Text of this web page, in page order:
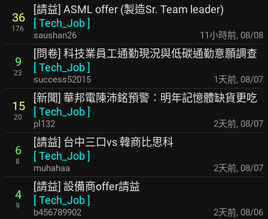
36
176
[請益] ASML offer (製造Sr. Team leader)
[Tech_Job]
saushan26 11小時前, 08/08
9
23
[問卷] 科技業員工通勤現況與低碳通勤意願調查
[Tech_Job]
success52015 1天前, 08/07
15
20
[新聞] 華邦電陳沛銘預警：明年記憶體缺貨更吃
[Tech_Job]
pl132 2天前, 08/07
6
8
[請益] 台中三口vs 韓商比思科
[Tech_Job]
muhahaa 2天前, 08/07
4
9
[請益] 設備商offer請益
[Tech_Job]
b456789902 2天前, 08/06